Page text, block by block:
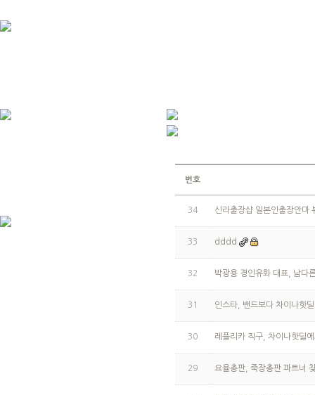
번호
34 신라출장샵 일본인출장안마
33 dddd
32 박광용 경인유화 대표, 남다
31 인스타, 밴드보다 차이나핫
30 레플리카 직구, 차이나핫딜
29 요율총판, 죽장총판 파트너